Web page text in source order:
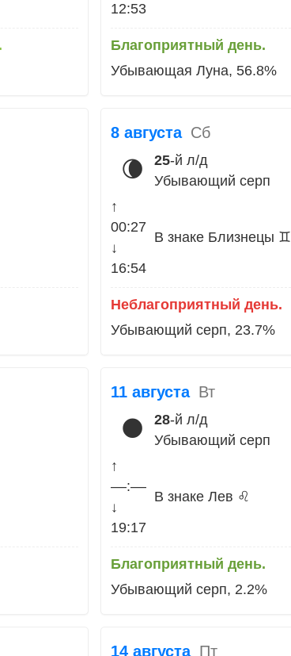
12:53
Благоприятный день.
Убывающая Луна, 56.8%
8 августа Сб
🌘 25-й л/д
Убывающий серп
↑
00:27
↓
16:54
В знаке Близнецы ♊
Неблагоприятный день.
Убывающий серп, 23.7%
11 августа Вт
🌑 28-й л/д
Убывающий серп
↑
––:––
↓
19:17
В знаке Лев ♌
Благоприятный день.
Убывающий серп, 2.2%
14 августа Пт